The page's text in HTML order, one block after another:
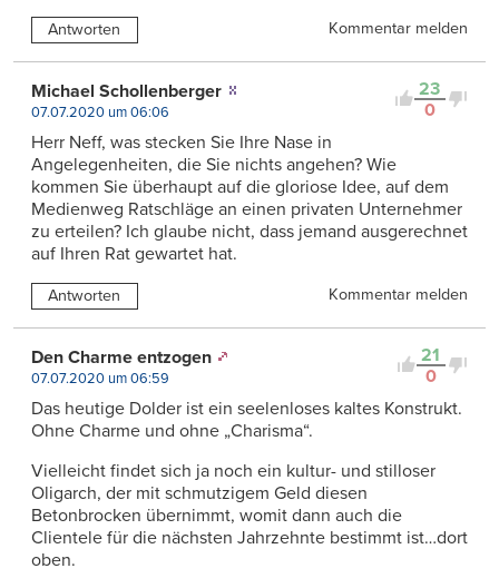
Antworten Kommentar melden
23
0
Michael Schollenberger
07.07.2020 um 06:06
Herr Neff, was stecken Sie Ihre Nase in
Angelegenheiten, die Sie nichts angehen? Wie
kommen Sie überhaupt auf die gloriose Idee, auf dem
Medienweg Ratschläge an einen privaten Unternehmer
zu erteilen? Ich glaube nicht, dass jemand ausgerechnet
auf Ihren Rat gewartet hat.
Antworten Kommentar melden
21
0
Den Charme entzogen
07.07.2020 um 06:59
Das heutige Dolder ist ein seelenloses kaltes Konstrukt.
Ohne Charme und ohne „Charisma“.
Vielleicht findet sich ja noch ein kultur- und stilloser
Oligarch, der mit schmutzigem Geld diesen
Betonbrocken übernimmt, womit dann auch die
Clientele für die nächsten Jahrzehnte bestimmt ist…dort
oben.